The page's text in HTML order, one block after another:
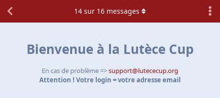
Bienvenue à la Lutèce Cup
En cas de problème =>support@lutececup.org
Attention ! Votre login = votre adresse email
14 sur 16 messages